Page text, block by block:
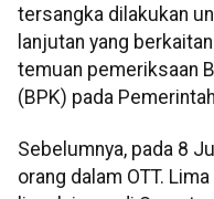
tersangka dilakukan
lanjutan yang
temuan pemeriksaan
(BPK) pada
Sebelumnya, pada 8
orang dalam OTT.